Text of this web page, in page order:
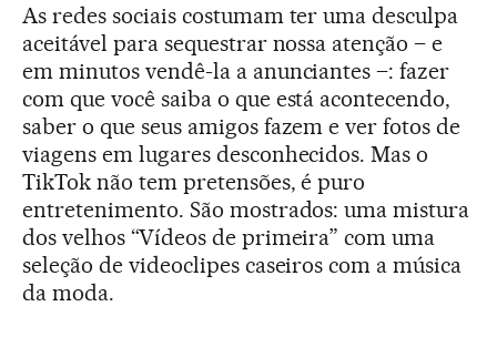
As redes sociais costumam ter uma desculpa
aceitável para sequestrar nossa atenção – e
em minutos vendê-la a anunciantes –: fazer
com que você saiba o que está acontecendo,
saber o que seus amigos fazem e ver fotos de
viagens em lugares desconhecidos. Mas o
TikTok não tem pretensões, é puro
entretenimento. São mostrados: uma mistura
dos velhos “Vídeos de primeira” com uma
seleção de videoclipes caseiros com a música
da moda.